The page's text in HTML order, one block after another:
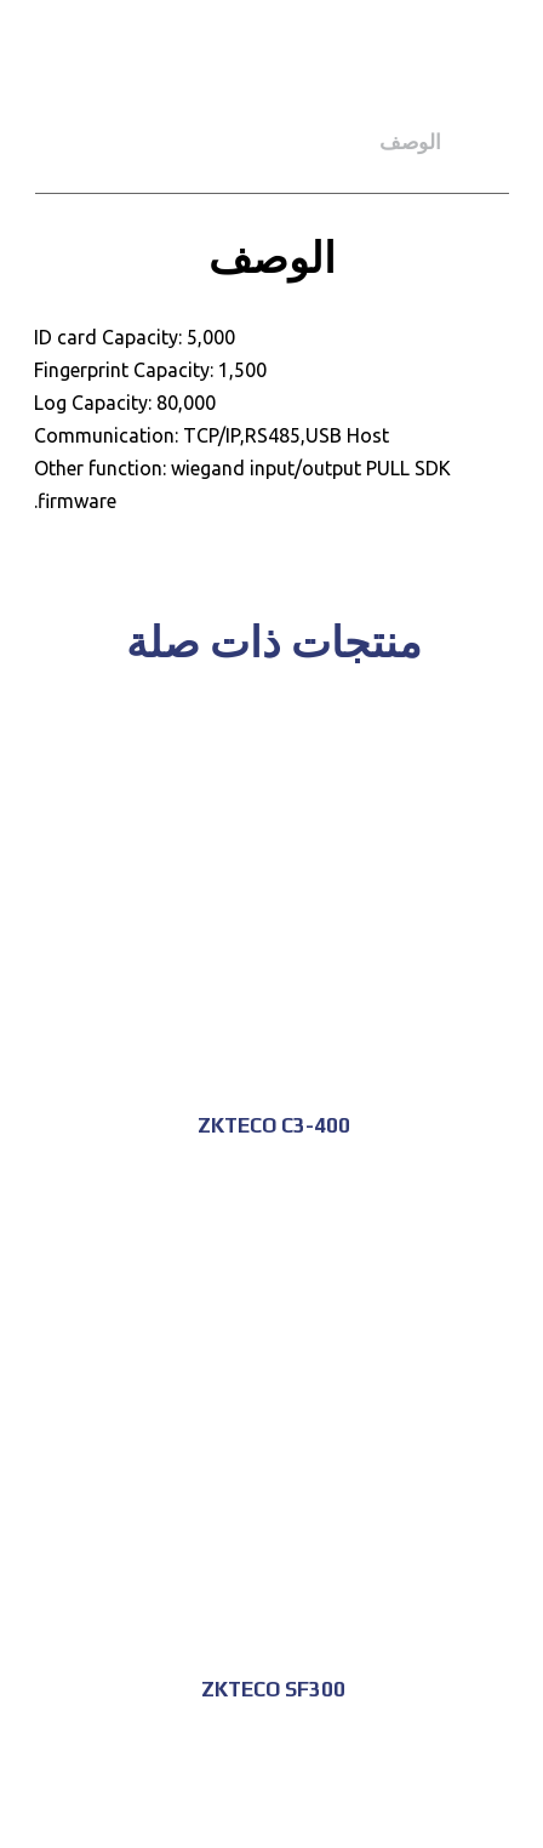
الوصف
الوصف
ID card Capacity: 5,000
Fingerprint Capacity: 1,500
Log Capacity: 80,000
Communication: TCP/IP,RS485,USB Host
Other function: wiegand input/output PULL SDK
firmware.
منتجات ذات صلة
ZKTECO C3-400
للحجز و الاستعلام
ZKTECO SF300